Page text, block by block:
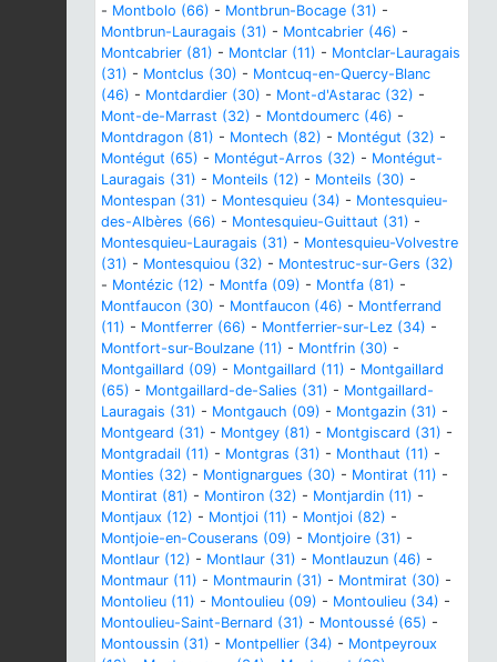
- Montbolo (66) - Montbrun-Bocage (31) -
Montbrun-Lauragais (31) - Montcabrier (46) -
Montcabrier (81) - Montclar (11) - Montclar-Lauragais
(31) - Montclus (30) - Montcuq-en-Quercy-Blanc
(46) - Montdardier (30) - Mont-d'Astarac (32) -
Mont-de-Marrast (32) - Montdoumerc (46) -
Montdragon (81) - Montech (82) - Montégut (32) -
Montégut (65) - Montégut-Arros (32) - Montégut-
Lauragais (31) - Monteils (12) - Monteils (30) -
Montespan (31) - Montesquieu (34) - Montesquieu-
des-Albères (66) - Montesquieu-Guittaut (31) -
Montesquieu-Lauragais (31) - Montesquieu-Volvestre
(31) - Montesquiou (32) - Montestruc-sur-Gers (32)
- Montézic (12) - Montfa (09) - Montfa (81) -
Montfaucon (30) - Montfaucon (46) - Montferrand
(11) - Montferrer (66) - Montferrier-sur-Lez (34) -
Montfort-sur-Boulzane (11) - Montfrin (30) -
Montgaillard (09) - Montgaillard (11) - Montgaillard
(65) - Montgaillard-de-Salies (31) - Montgaillard-
Lauragais (31) - Montgauch (09) - Montgazin (31) -
Montgeard (31) - Montgey (81) - Montgiscard (31) -
Montgradail (11) - Montgras (31) - Monthaut (11) -
Monties (32) - Montignargues (30) - Montirat (11) -
Montirat (81) - Montiron (32) - Montjardin (11) -
Montjaux (12) - Montjoi (11) - Montjoi (82) -
Montjoie-en-Couserans (09) - Montjoire (31) -
Montlaur (12) - Montlaur (31) - Montlauzun (46) -
Montmaur (11) - Montmaurin (31) - Montmirat (30) -
Montolieu (11) - Montoulieu (09) - Montoulieu (34) -
Montoulieu-Saint-Bernard (31) - Montoussé (65) -
Montoussin (31) - Montpellier (34) - Montpeyroux